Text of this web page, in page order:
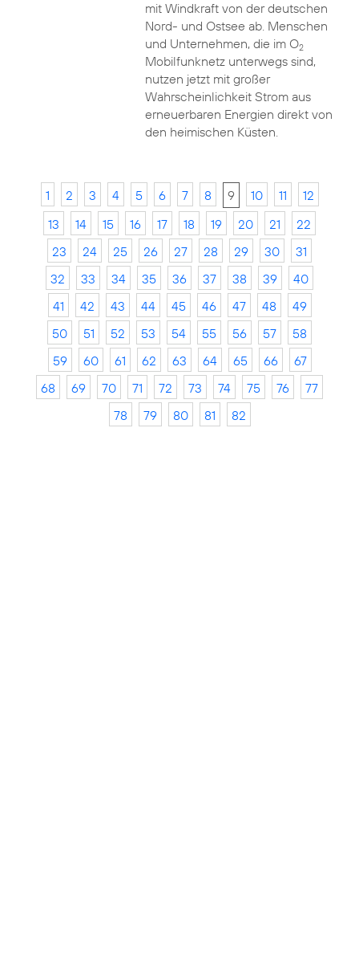
mit Windkraft von der deutschen
Nord- und Ostsee ab. Menschen
und Unternehmen, die im O2
Mobilfunknetz unterwegs sind,
nutzen jetzt mit großer
Wahrscheinlichkeit Strom aus
erneuerbaren Energien direkt von
den heimischen Küsten.
1 2 3 4 5 6 7 8 9 10 11
12
13
14 15 16 17 18 19 20 21
22
23
24 25 26 27 28 29 30
31
32
33 34 35 36 37 38 39
40
41
42 43 44 45 46 47 48
49
50
51 52 53 54 55 56 57
58
59
60 61 62 63 64 65 66
67
68
69 70 71 72 73 74 75 76
77
78
79 80 81 82